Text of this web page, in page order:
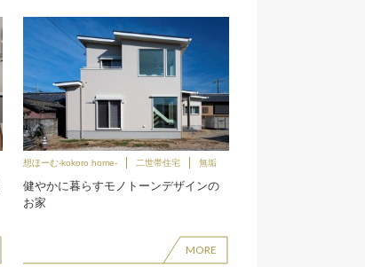
想ほーむ-kokoro home- 二世帯住宅 無垢
健やかに暮らすモノトーンデザインの
お家
MORE